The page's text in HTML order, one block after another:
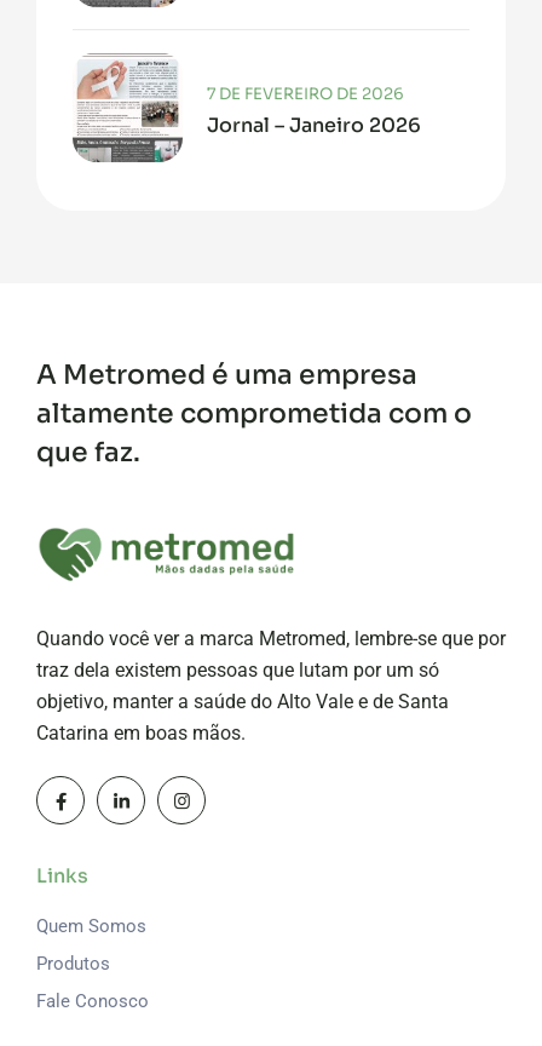
Jornal – Janeiro 2026
7 DE FEVEREIRO DE 2026
A Metromed é uma empresa
altamente comprometida com o
que faz.
Quando você ver a marca Metromed, lembre-se que por
traz dela existem pessoas que lutam por um só
objetivo, manter a saúde do Alto Vale e de Santa
Catarina em boas mãos.
Links
Quem Somos
Produtos
Fale Conosco